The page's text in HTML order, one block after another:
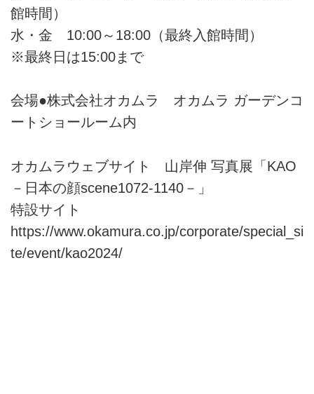
館時間）
水・金 10:00～18:00（最終入館時間）
※最終日は15:00まで
会場●株式会社オカムラ オカムラ ガーデンコ
ートショールーム内
オカムラウェブサイト 山岸伸 写真展「KAO
－日本の顔scene1072-1140－」
特設サイト
https://www.okamura.co.jp/corporate/special_si
te/event/kao2024/